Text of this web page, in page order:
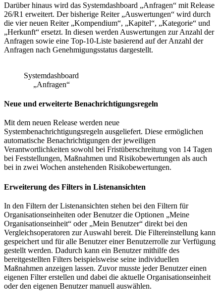
Darüber hinaus wird das Systemdashboard „Anfragen“ mit Release
26/R1 erweitert. Der bisherige Reiter „Auswertungen“ wird durch
die vier neuen Reiter „Kompendium“, „Kapitel“, „Kategorie“ und
„Herkunft“ ersetzt. In diesen werden Auswertungen zur Anzahl der
Anfragen sowie eine Top-10-Liste basierend auf der Anzahl der
Anfragen nach Genehmigungsstatus dargestellt.
Systemdashboard
„Anfragen“
Neue und erweiterte Benachrichtigungsregeln
Mit dem neuen Release werden neue
Systembenachrichtigungsregeln ausgeliefert. Diese ermöglichen
automatische Benachrichtigungen der jeweiligen
Verantwortlichkeiten sowohl bei Fristüberschreitung von 14 Tagen
bei Feststellungen, Maßnahmen und Risikobewertungen als auch
bei in zwei Wochen anstehenden Risikobewertungen.
Erweiterung des Filters in Listenansichten
In den Filtern der Listenansichten stehen bei den Filtern für
Organisationseinheiten oder Benutzer die Optionen „Meine
Organisationseinheit“ oder „Mein Benutzer“ direkt bei den
Vergleichsoperatoren zur Auswahl bereit. Die Filtereinstellung kann
gespeichert und für alle Benutzer einer Benutzerrolle zur Verfügung
gestellt werden. Dadurch kann ein Benutzer mithilfe des
bereitgestellten Filters beispielsweise seine individuellen
Maßnahmen anzeigen lassen. Zuvor musste jeder Benutzer einen
eigenen Filter erstellen und dabei die aktuelle Organisationseinheit
oder den eigenen Benutzer manuell auswählen.